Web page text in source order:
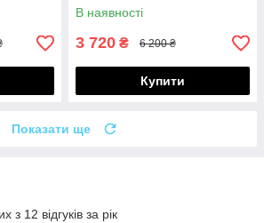
В наявності
3 720 ₴ 6 200 ₴
Купити
Показати ще
з 12 відгуків за рік